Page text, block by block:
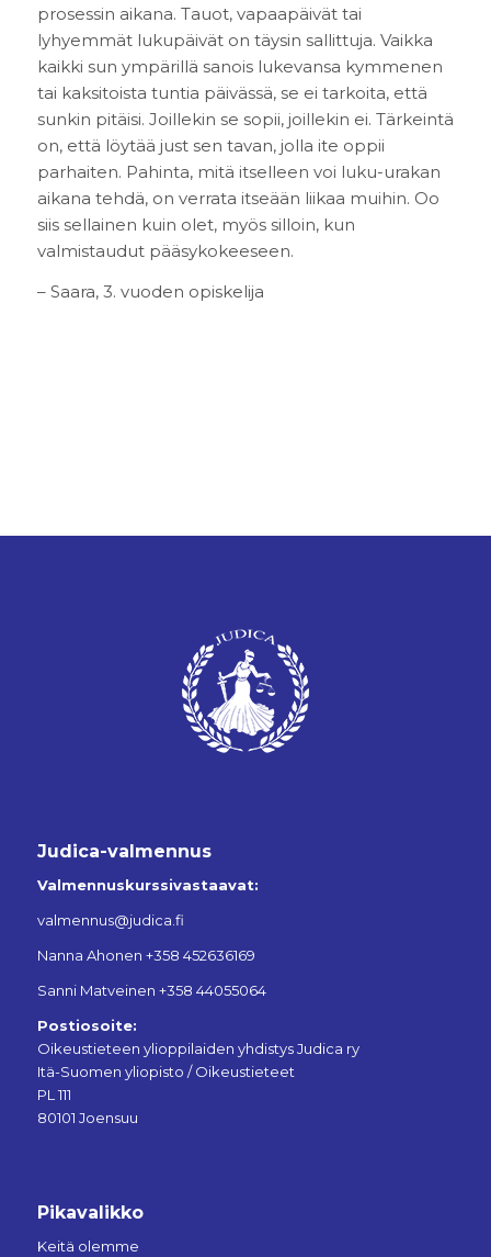
prosessin aikana. Tauot, vapaapäivät tai
lyhyemmät lukupäivät on täysin sallittuja. Vaikka
kaikki sun ympärillä sanois lukevansa kymmenen
tai kaksitoista tuntia päivässä, se ei tarkoita, että
sunkin pitäisi. Joillekin se sopii, joillekin ei. Tärkeintä
on, että löytää just sen tavan, jolla ite oppii
parhaiten. Pahinta, mitä itselleen voi luku-urakan
aikana tehdä, on verrata itseään liikaa muihin. Oo
siis sellainen kuin olet, myös silloin, kun
valmistaudut pääsykokeeseen.
– Saara, 3. vuoden opiskelija
Judica-valmennus
Valmennuskurssivastaavat:
valmennus@judica.fi
Nanna Ahonen +358 452636169
Sanni Matveinen +358 44055064
Postiosoite:
Oikeustieteen ylioppilaiden yhdistys Judica ry
Itä-Suomen yliopisto / Oikeustieteet
PL 111
80101 Joensuu
Pikavalikko
Keitä olemme